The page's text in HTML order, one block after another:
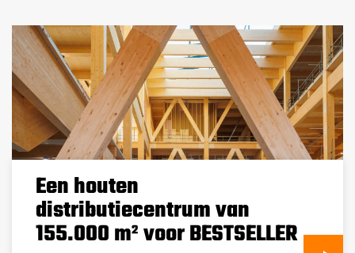
Een houten
distributiecentrum van
155.000 m² voor BESTSELLER